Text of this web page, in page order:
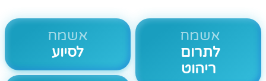
אשמח
לתרום
ריהוט
אשמח
לסיוע